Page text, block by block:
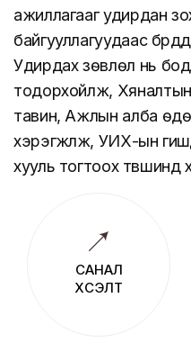
ажиллагааг удирдан
байгууллагуудаас
Удирдах зөвлөл нь
тодорхойлж,
тавин, Ажлын алба
хэрэгжүүлж, УИХ-ын
хууль тогтоох түвшинд
САНАЛ
ХҮСЭЛТ